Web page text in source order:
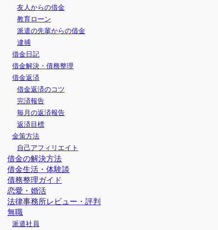
友人からの借金
教育ローン
派遣の先輩からの借金
逮捕
借金日記
借金解決・債務整理
借金返済
借金返済のコツ
完済報告
毎月の返済報告
返済目標
金策方法
自己アフィリエイト
借金の解決方法
借金生活・体験談
債務整理ガイド
恋愛・婚活
法律事務所レビュー・評判
無職
派遣社員